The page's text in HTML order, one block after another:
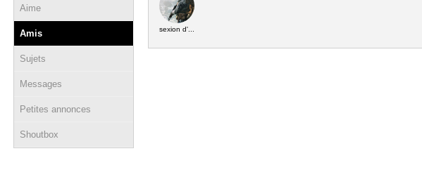
Aime
Amis
Sujets
Messages
Petites annonces
Shoutbox
sexion d'...